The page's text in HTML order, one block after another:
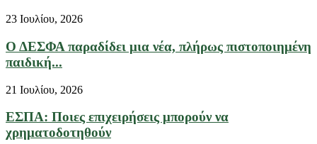
23 Ιουλίου, 2026
Ο ΔΕΣΦΑ παραδίδει μια νέα, πλήρως πιστοποιημένη
παιδική...
21 Ιουλίου, 2026
ΕΣΠΑ: Ποιες επιχειρήσεις μπορούν να
χρηματοδοτηθούν